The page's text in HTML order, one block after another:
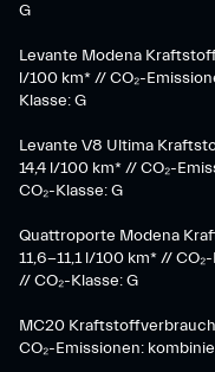
G​
Levante Modena
l/100 km* // CO₂-
Klasse: G
​Levante V8 Ultima
14,4 l/100 km* // CO₂-
CO₂-Klasse: G
Quattroporte Modena
11,6-11,1 l/100 km* //
// CO₂-Klasse: G
MC20
CO₂-Emissionen: